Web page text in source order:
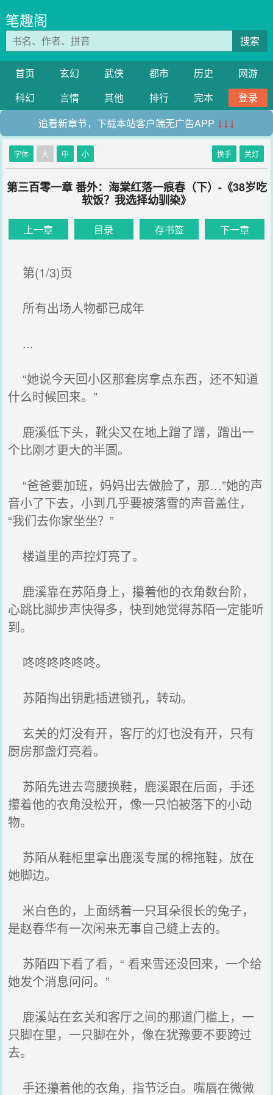
笔趣阁
搜索
首页 玄幻 武侠 都市 历史
网游
科幻
言情 其他 排行 完本
登录
追看新章节，下载本站客户端无广告APP ↓↓↓
字体 大 中 小 换手 关灯
第三百零一章 番外：海棠红落一痕春（下）-《38岁吃
软饭？我选择幼驯染》
上一章 目录 存书签 下一章
第(1/3)页
所有出场人物都已成年
...
“她说今天回小区那套房拿点东西，还不知道
什么时候回来。”
鹿溪低下头，靴尖又在地上蹭了蹭，蹭出一
个比刚才更大的半圆。
“爸爸要加班，妈妈出去做脸了，那…”她的声
音小了下去，小到几乎要被落雪的声音盖住，
“我们去你家坐坐？”
楼道里的声控灯亮了。
鹿溪靠在苏陌身上，攥着他的衣角数台阶，
心跳比脚步声快得多，快到她觉得苏陌一定能听
到。
咚咚咚咚咚咚。
苏陌掏出钥匙插进锁孔，转动。
玄关的灯没有开，客厅的灯也没有开，只有
厨房那盏灯亮着。
苏陌先进去弯腰换鞋，鹿溪跟在后面，手还
攥着他的衣角没松开，像一只怕被落下的小动
物。
苏陌从鞋柜里拿出鹿溪专属的棉拖鞋，放在
她脚边。
米白色的，上面绣着一只耳朵很长的兔子，
是赵春华有一次闲来无事自己缝上去的。
苏陌四下看了看，“ 看来雪还没回来，一个给
她发个消息问问。”
鹿溪站在玄关和客厅之间的那道门槛上，一
只脚在里，一只脚在外，像在犹豫要不要跨过
去。
手还攥着他的衣角，指节泛白。嘴唇在微微